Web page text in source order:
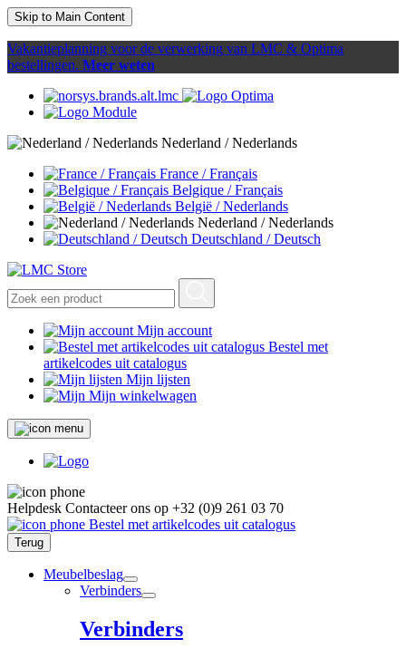
Skip to Main Content
Vakantieplanning voor de verwerking van LMC & Optima
bestellingen. Meer weten
Nederland / Nederlands
France / Français
Belgique / Français
België / Nederlands
Nederland / Nederlands
Deutschland / Deutsch
Mijn account
Bestel met
artikelcodes uit catalogus
Mijn lijsten
Mijn winkelwagen
Helpdesk Contacteer ons op +32 (0)9 261 03 70
Bestel met artikelcodes uit catalogus
Terug
Meubelbeslag
Verbinders
Verbinders